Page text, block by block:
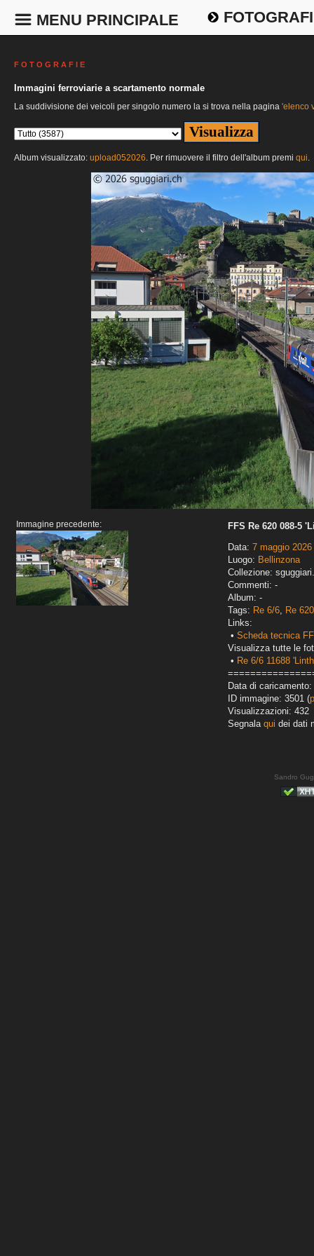
MENU PRINCIPALE
F O T O G R A F I E
Immagini ferroviarie a scartamento normale
La suddivisione dei veicoli per singolo numero la si trova nella pagina 'elenco
Album visualizzato: upload052026. Per rimuovere il filtro dell'album premi qui.
Immagine precedente:
FFS Re 620 088-5
Data: 7 maggio 2026
Luogo: Bellinzona
Collezione:
Commenti: -
Album: -
Tags: Re 6/6, Re 620
Links:
• Scheda tecnica
Visualizza tutte le
• Re 6/6 11688
Data di
ID immagine: 3501 (
Visualizzazioni: 432
Segnala qui dei dati
Sandro